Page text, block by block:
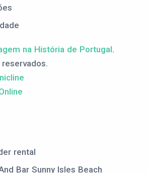
na História de Portugal.
rental
Bar Sunny Isles Beach